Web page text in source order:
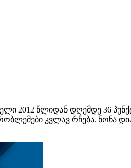
2012 წლიდან დღემდე 36
კვლავ რჩება. ნონა